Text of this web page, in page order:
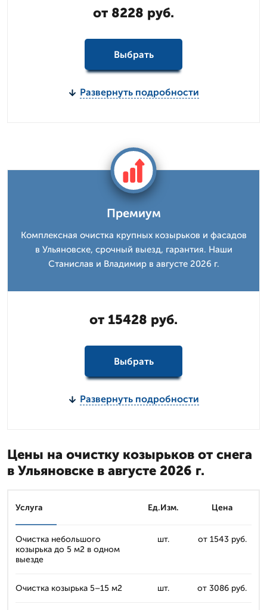
от 8228 руб.
Выбрать
Развернуть подробности
Премиум
Комплексная очистка крупных козырьков и фасадов
в Ульяновске, срочный выезд, гарантия. Наши
Станислав и Владимир в августе 2026 г.
от 15428 руб.
Выбрать
Развернуть подробности
Цены на очистку козырьков от снега
в Ульяновске в августе 2026 г.
Услуга Ед.Изм. Цена
Очистка небольшого
козырька до 5 м2 в одном
выезде
шт. от 1543 руб.
Очистка козырька 5–15 м2 шт. от 3086 руб.